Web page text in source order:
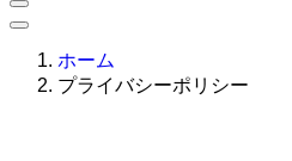
ホーム
プライバシーポリシー